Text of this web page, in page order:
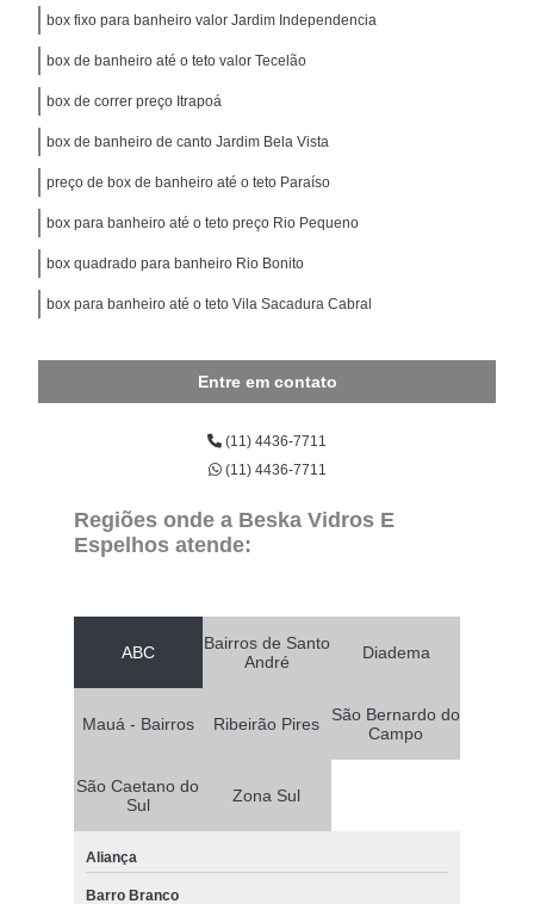
box fixo para banheiro valor Jardim Independencia
box de banheiro até o teto valor Tecelão
box de correr preço Itrapoá
box de banheiro de canto Jardim Bela Vista
preço de box de banheiro até o teto Paraíso
box para banheiro até o teto preço Rio Pequeno
box quadrado para banheiro Rio Bonito
box para banheiro até o teto Vila Sacadura Cabral
Entre em contato
(11) 4436-7711
(11) 4436-7711
Regiões onde a Beska Vidros E
Espelhos atende:
ABC
Bairros de Santo
André
Diadema
Mauá - Bairros Ribeirão Pires
São Bernardo do
Campo
São Caetano do
Sul
Zona Sul
Aliança
Barro Branco